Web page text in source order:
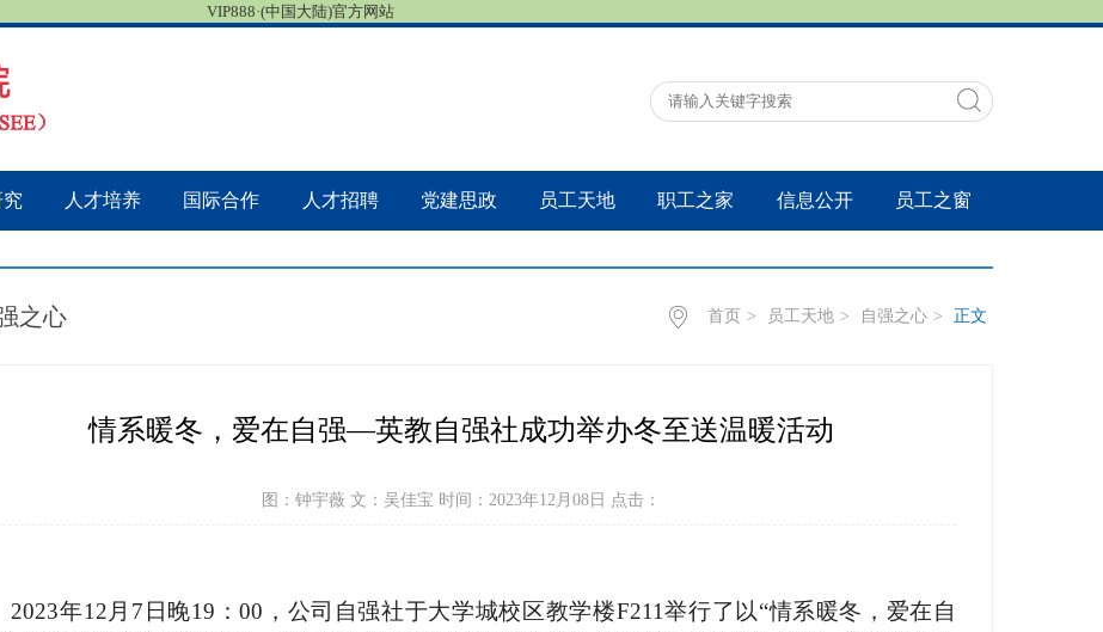
VIP888·(中国大陆)官方网站
人才培养 国际合作 人才招聘 党建思政 员工天地 职工之家 信息公开 员工之窗
之心 首页 > 员工天地 > 自强之心 > 正文
情系暖冬，爱在自强—英教自强社成功举办冬至送温暖活动
图：钟宇薇 文：吴佳宝 时间：2023年12月08日 点击：
2023年12 月 7 日晚19 ：00 ，公司自强社于大学城校区教学楼F211举行了以“情系暖冬，爱在自